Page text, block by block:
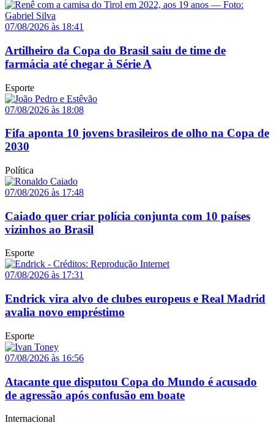
07/08/2026 às 18:41
Artilheiro da Copa do Brasil saiu de time de
farmácia até chegar à Série A
Esporte
07/08/2026 às 18:08
Fifa aponta 10 jovens brasileiros de olho na Copa de
2030
Política
07/08/2026 às 17:48
Caiado quer criar polícia conjunta com 10 países
vizinhos ao Brasil
Esporte
07/08/2026 às 17:31
Endrick vira alvo de clubes europeus e Real Madrid
avalia novo empréstimo
Esporte
07/08/2026 às 16:56
Atacante que disputou Copa do Mundo é acusado
de agressão após confusão em boate
Internacional